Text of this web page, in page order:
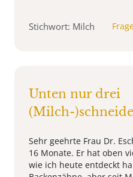
Stichwort: Milch
Unten nur drei
(Milch-
Sehr geehrte Frau Dr.
16 Monate. Er hat oben
wie ich heute entdeckt